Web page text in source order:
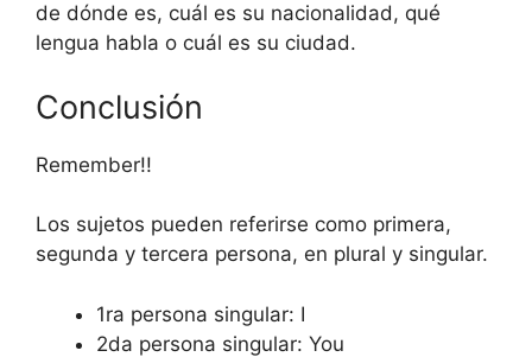
de dónde es, cuál es su nacionalidad, qué
lengua habla o cuál es su ciudad.
Conclusión
Remember!!
Los sujetos pueden referirse como primera,
segunda y tercera persona, en plural y singular.
1ra persona singular: I
2da persona singular: You